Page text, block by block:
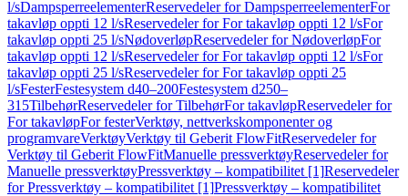
l/sDampsperreelementerReservedeler for DampsperreelementerFor
takavløp oppti 12 l/sReservedeler for For takavløp oppti 12 l/sFor
takavløp oppti 25 l/sNødoverløpReservedeler for NødoverløpFor
takavløp oppti 12 l/sReservedeler for For takavløp oppti 12 l/sFor
takavløp oppti 25 l/sReservedeler for For takavløp oppti 25
l/sFesterFestesystem d40–200Festesystem d250–
315TilbehørReservedeler for TilbehørFor takavløpReservedeler for
For takavløpFor festerVerktøy, nettverkskomponenter og
programvareVerktøyVerktøy til Geberit FlowFitReservedeler for
Verktøy til Geberit FlowFitManuelle pressverktøyReservedeler for
Manuelle pressverktøyPressverktøy – kompatibilitet [1]Reservedeler
for Pressverktøy – kompatibilitet [1]Pressverktøy – kompatibilitet